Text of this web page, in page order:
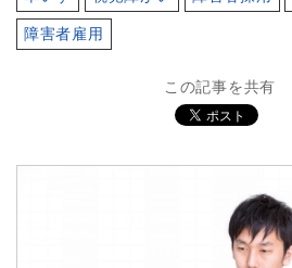
障害者雇用
この記事を共有